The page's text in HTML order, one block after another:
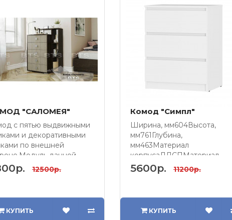
"САЛОМЕЯ"
с пятью выдвижными
и декоративными
по внешней
данной
уни..12500р.
КУПИТЬ
Комод "Симпл"
Ширина, мм604Высота,
мм761Глубина,
мм463Материал
корпусаЛДСПМатериал
фасадаЛДСПНаправляющие
ящиковша..
5600р. 11200р.
КУПИТЬ